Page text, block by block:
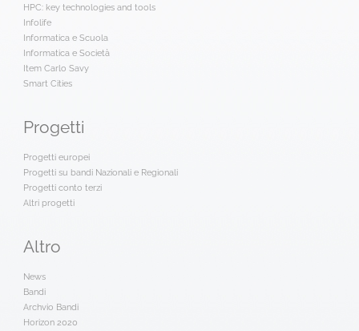
HPC: key technologies and tools
Infolife
Informatica e Scuola
Informatica e Società
Item Carlo Savy
Smart Cities
Progetti
Progetti europei
Progetti su bandi Nazionali e Regionali
Progetti conto terzi
Altri progetti
Altro
News
Bandi
Archvio Bandi
Horizon 2020